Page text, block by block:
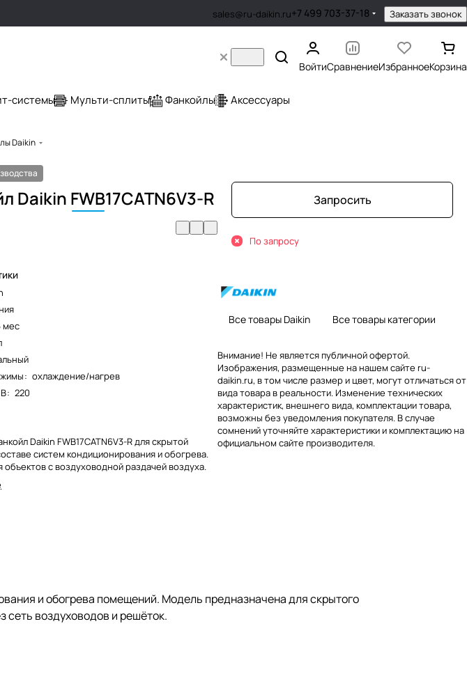
sales@ru-daikin.ru+7 499 703-37-18 Заказать звонок
ВойтиСравнениеИзбранноеКорзина
системы Мульти-сплиты Фанкойлы Аксессуары
Daikin
Daikin FWB17CATN6V3-R
мес
: охлаждение/нагрев
: 220
Daikin FWB17CATN6V3-R для скрытой
систем кондиционирования и обогрева.
объектов с воздуховодной раздачей воздуха.
Запросить
По запросу
Все товары Daikin Все товары категории
Внимание! Не является публичной офертой.
Изображения, размещенные на нашем сайте ru-
daikin.ru, в том числе размер и цвет, могут отличаться от
вида товара в реальности. Изменение технических
характеристик, внешнего вида, комплектации товара,
возможны без уведомления покупателя. В случае
сомнений уточняйте характеристики и комплектацию на
официальном сайте производителя.
и обогрева помещений. Модель предназначена для скрытого
сеть воздуховодов и решёток.